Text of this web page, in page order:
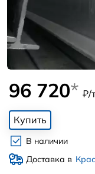
96 720* ₽/
Купить
В наличии
Доставка в